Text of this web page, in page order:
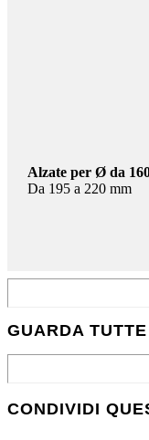
Alzate per Ø da
Da 195 a 220 mm
GUARDA
CONDIVIDI